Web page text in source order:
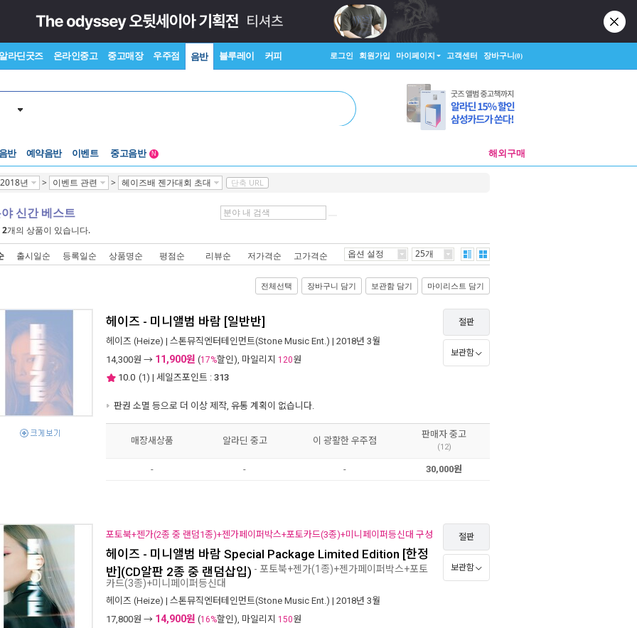
라딘굿즈 온라인중고 중고매장 우주점 음반 블루레이 커피 로그인 회원가입 마이페이지 고객센터 장바구니(0)
반 예약음반 이벤트
중고음반
중고음반
N 해외구매
2018년 > 이벤트 관련 > 헤이즈배 젠가대회 초대 단축 URL
신간 베스트
2개의 상품이 있습니다.
출시일순 등록일순 상품명순 평점순 리뷰순 저가격순 고가격순 옵션 설정 25개
전체선택 장바구니 담기 보관함 담기 마이리스트 담기
헤이즈 - 미니앨범 바람 [일반반]
헤이즈 (Heize) | 스톤뮤직엔터테인먼트(Stone Music Ent.) | 2018년 3월
14,300원 → 11,900원 (17%할인), 마일리지 120원
10.0 (1) | 세일즈포인트 : 313
판권 소멸 등으로 더 이상 제작, 유통 계획이 없습니다.
절판
보관함
매장새상품 알라딘 중고 이 광활한 우주점
판매자 중고
(12)
- - - 30,000원
포토북+젠가(2종 중 랜덤1종)+젠가페이퍼박스+포토카드(3종)+미니페이퍼등신대 구성
헤이즈 - 미니앨범 바람 Special Package Limited Edition [한정
반](CD알판 2종 중 랜덤삽입) - 포토북+젠가(1종)+젠가페이퍼박스+포토
카드(3종)+미니페이퍼등신대
헤이즈 (Heize) | 스톤뮤직엔터테인먼트(Stone Music Ent.) | 2018년 3월
17,800원 → 14,900원 (16%할인), 마일리지 150원
절판
보관함